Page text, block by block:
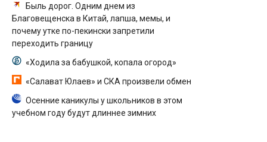
Быль дорог. Одним днем из
Благовещенска в Китай, лапша, мемы, и
почему утке по-пекински запретили
переходить границу
«Ходила за бабушкой, копала огород»
«Салават Юлаев» и СКА произвели обмен
Осенние каникулы у школьников в этом
учебном году будут длиннее зимних